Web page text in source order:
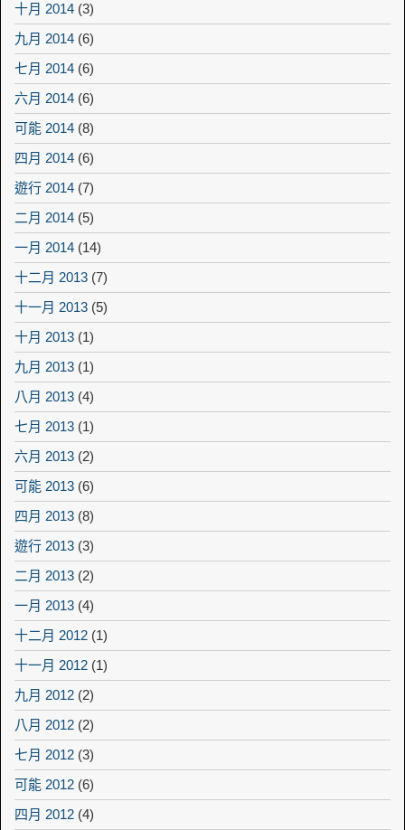
十月 2014 (3)
九月 2014 (6)
七月 2014 (6)
六月 2014 (6)
可能 2014 (8)
四月 2014 (6)
遊行 2014 (7)
二月 2014 (5)
一月 2014 (14)
十二月 2013 (7)
十一月 2013 (5)
十月 2013 (1)
九月 2013 (1)
八月 2013 (4)
七月 2013 (1)
六月 2013 (2)
可能 2013 (6)
四月 2013 (8)
遊行 2013 (3)
二月 2013 (2)
一月 2013 (4)
十二月 2012 (1)
十一月 2012 (1)
九月 2012 (2)
八月 2012 (2)
七月 2012 (3)
可能 2012 (6)
四月 2012 (4)